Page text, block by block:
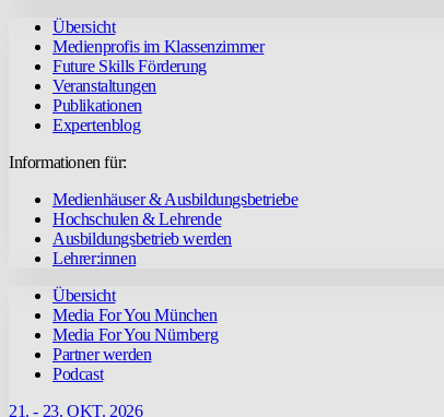
Übersicht
Medienprofis im Klassenzimmer
Future Skills Förderung
Veranstaltungen
Publikationen
Expertenblog
Informationen für:
Medienhäuser & Ausbildungsbetriebe
Hochschulen & Lehrende
Ausbildungsbetrieb werden
Lehrer:innen
Übersicht
Media For You München
Media For You Nürnberg
Partner werden
Podcast
21. - 23. OKT. 2026